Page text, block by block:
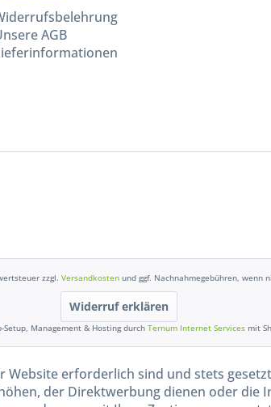
AGB
zzgl. Versandkostenund ggf. Nachnahmegebühren, wenn
Widerruf erklären
Setup, Management & Hosting durch Ternum Internet Services mit
Website erforderlich sind und stets
der Direktwerbung dienen oder die